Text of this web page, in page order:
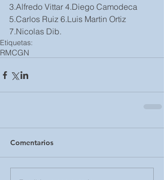
3.Alfredo Vittar 4.Diego Camodeca
5.Carlos Ruiz 6.Luis Martin Ortiz
7.Nicolas Dib.
Etiquetas:
RMCGN
Comentarios